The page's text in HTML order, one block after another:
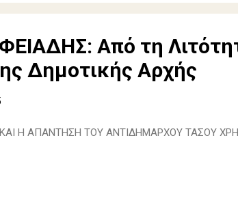
Από τη
Δημοτικής Αρχής
ΚΑΙ Η ΑΠΑΝΤΗΣΗ ΤΟΥ ΑΝΤΙΔΗΜΑΡΧΟΥ ΤΑΣΟΥ